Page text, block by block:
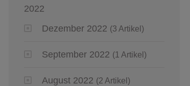
2022
Dezember 2022 (3 Artikel)
September 2022 (1 Artikel)
August 2022 (2 Artikel)